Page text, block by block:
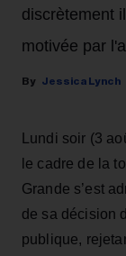
discrètement
motivée par
Jessica Lynch
Lundi soir (3
le cadre de la
Grande s’est
de sa décision
publique,